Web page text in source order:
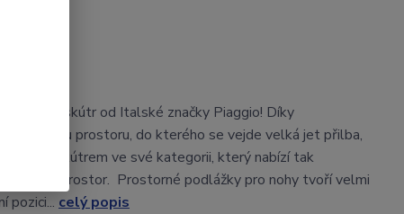
elektroskútr od Italské značky Piaggio! Díky
úložnému prostoru, do kterého se vejde velká jet přilba,
e-skútrem ve své kategorii, který nabízí tak
prostor. Prostorné podlážky pro nohy tvoří velmi
pozici... celý popis